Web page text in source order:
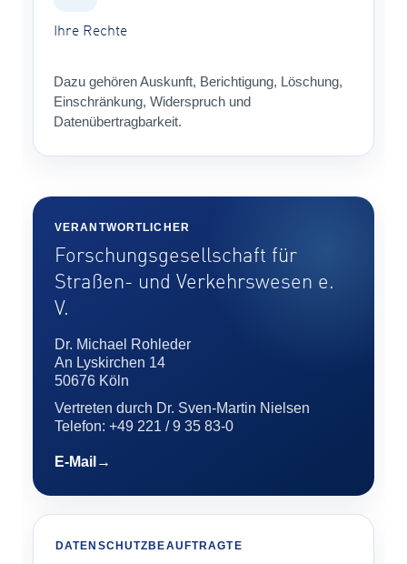
Ihre Rechte
Dazu gehören Auskunft, Berichtigung, Löschung,
Einschränkung, Widerspruch und
Datenübertragbarkeit.
VERANTWORTLICHER
Forschungsgesellschaft für
Straßen- und Verkehrswesen e.
V.
Dr. Michael Rohleder
An Lyskirchen 14
50676 Köln
Vertreten durch Dr. Sven-Martin Nielsen
Telefon: +49 221 / 9 35 83-0
E-Mail
DATENSCHUTZBEAUFTRAGTE